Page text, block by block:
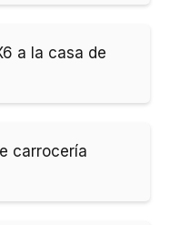
a la casa de
carrocería